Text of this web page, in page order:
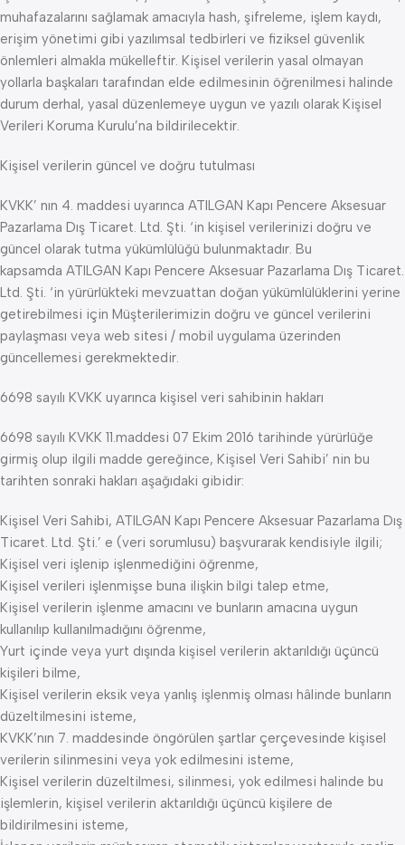
muhafazalarını sağlamak amacıyla hash, şifreleme, işlem kaydı,
erişim yönetimi gibi yazılımsal tedbirleri ve fiziksel güvenlik
önlemleri almakla mükelleftir. Kişisel verilerin yasal olmayan
yollarla başkaları tarafından elde edilmesinin öğrenilmesi halinde
durum derhal, yasal düzenlemeye uygun ve yazılı olarak Kişisel
Verileri Koruma Kurulu’na bildirilecektir.
Kişisel verilerin güncel ve doğru tutulması
KVKK’ nın 4. maddesi uyarınca ATILGAN Kapı Pencere Aksesuar
Pazarlama Dış Ticaret. Ltd. Şti. ‘in kişisel verilerinizi doğru ve
güncel olarak tutma yükümlülüğü bulunmaktadır. Bu
kapsamda ATILGAN Kapı Pencere Aksesuar Pazarlama Dış Ticaret.
Ltd. Şti. ‘in yürürlükteki mevzuattan doğan yükümlülüklerini yerine
getirebilmesi için Müşterilerimizin doğru ve güncel verilerini
paylaşması veya web sitesi / mobil uygulama üzerinden
güncellemesi gerekmektedir.
6698 sayılı KVKK uyarınca kişisel veri sahibinin hakları
6698 sayılı KVKK 11.maddesi 07 Ekim 2016 tarihinde yürürlüğe
girmiş olup ilgili madde gereğince, Kişisel Veri Sahibi’ nin bu
tarihten sonraki hakları aşağıdaki gibidir:
Kişisel Veri Sahibi, ATILGAN Kapı Pencere Aksesuar Pazarlama Dış
Ticaret. Ltd. Şti.’ e (veri sorumlusu) başvurarak kendisiyle ilgili;
Kişisel veri işlenip işlenmediğini öğrenme,
Kişisel verileri işlenmişse buna ilişkin bilgi talep etme,
Kişisel verilerin işlenme amacını ve bunların amacına uygun
kullanılıp kullanılmadığını öğrenme,
Yurt içinde veya yurt dışında kişisel verilerin aktarıldığı üçüncü
kişileri bilme,
Kişisel verilerin eksik veya yanlış işlenmiş olması hâlinde bunların
düzeltilmesini isteme,
KVKK’nın 7. maddesinde öngörülen şartlar çerçevesinde kişisel
verilerin silinmesini veya yok edilmesini isteme,
Kişisel verilerin düzeltilmesi, silinmesi, yok edilmesi halinde bu
işlemlerin, kişisel verilerin aktarıldığı üçüncü kişilere de
bildirilmesini isteme,